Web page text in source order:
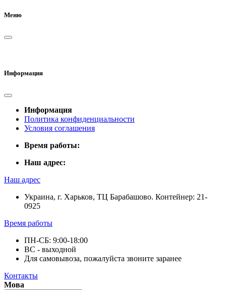
Меню
Информация
Информация
Политика конфиденциальности
Условия соглашения
Время работы:
Наш адрес:
Наш адрес
Украина, г. Харьков, ТЦ Барабашово. Контейнер: 21-
0925
Время работы
ПН-СБ: 9:00-18:00
ВС - выходной
Для самовывоза, пожалуйста звоните заранее
Контакты
Мова